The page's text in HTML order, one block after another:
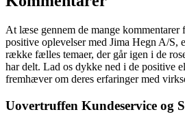
At læse gennem de mange kommentarer
positive oplevelser med Jima Hegn A/S,
række fælles temaer, der går igen i de
har delt. Lad os dykke ned i de positive
fremhæver om deres erfaringer med
Uovertruffen Kundeservice og